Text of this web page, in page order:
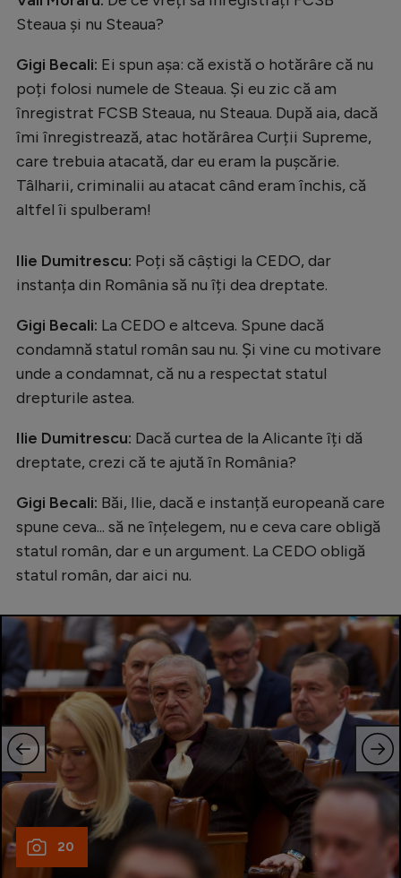
Steaua și nu Steaua?
Gigi Becali: Ei spun așa: că există o hotărâre că nu
poți folosi numele de Steaua. Și eu zic că am
înregistrat FCSB Steaua, nu Steaua. După aia, dacă
îmi înregistrează, atac hotărârea Curții Supreme,
care trebuia atacată, dar eu eram la pușcărie.
Tâlharii, criminalii au atacat când eram închis, că
altfel îi spulberam!
Ilie Dumitrescu: Poți să câștigi la CEDO, dar
instanța din România să nu îți dea dreptate.
Gigi Becali: La CEDO e altceva. Spune dacă
condamnă statul român sau nu. Și vine cu motivare
unde a condamnat, că nu a respectat statul
drepturile astea.
Ilie Dumitrescu: Dacă curtea de la Alicante îți dă
dreptate, crezi că te ajută în România?
Gigi Becali: Băi, Ilie, dacă e instanță europeană care
spune ceva... să ne înțelegem, nu e ceva care obligă
statul român, dar e un argument. La CEDO obligă
statul român, dar aici nu.
20